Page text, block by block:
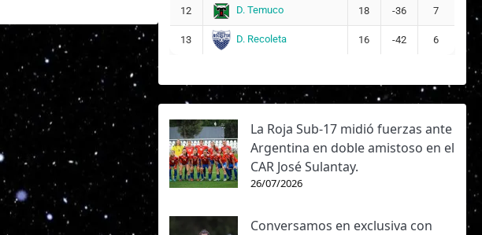
12 D. Temuco 18 -36 7
13 D. Recoleta 16 -42 6
La Roja Sub-17 midió fuerzas ante
Argentina en doble amistoso en el
CAR José Sulantay.
26/07/2026
Conversamos en exclusiva con